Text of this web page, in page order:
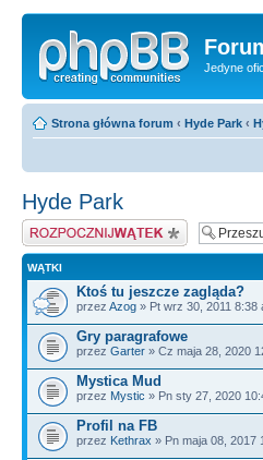
Jedyne
Strona główna forum ‹ Hyde Park ‹
Hyde Park
Napisz wątek
WĄTKI
Ktoś tu jeszcze zagląda?
przez Azog » Pt wrz 30, 2011 8:38
Gry paragrafowe
przez Garter » Cz maja 28, 2020
Mystica Mud
przez Mystic » Pn sty 27, 2020
Profil na FB
przez Kethrax » Pn maja 08, 2017